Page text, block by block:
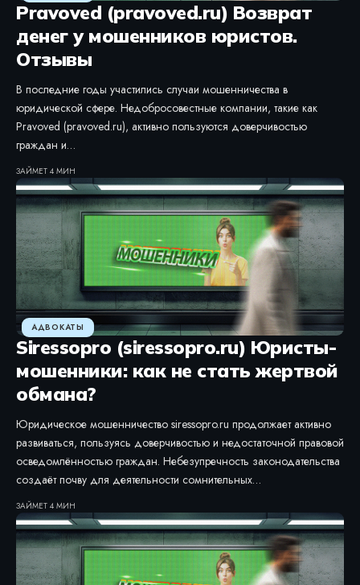
Pravoved (pravoved.ru) Возврат
денег у мошенников юристов.
Отзывы
В последние годы участились случаи мошенничества в
юридической сфере. Недобросовестные компании, такие как
Pravoved (pravoved.ru), активно пользуются доверчивостью
граждан и…
ЗАЙМЕТ 4 МИН
АДВОКАТЫ
Siressopro (siressopro.ru) Юристы-
мошенники: как не стать жертвой
обмана?
Юридическое мошенничество siressopro.ru продолжает активно
развиваться, пользуясь доверчивостью и недостаточной правовой
осведомлённостью граждан. Небезупречность законодательства
создаёт почву для деятельности сомнительных…
ЗАЙМЕТ 4 МИН